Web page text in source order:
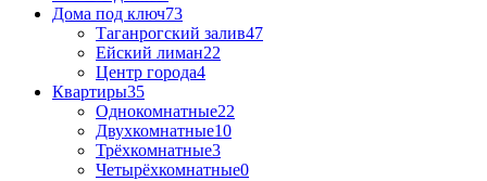
Дома под ключ73
Таганрогский залив47
Ейский лиман22
Центр города4
Квартиры35
Однокомнатные22
Двухкомнатные10
Трёхкомнатные3
Четырёхкомнатные0